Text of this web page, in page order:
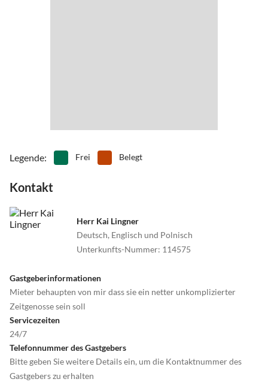
einigen Freizeitaktivitäten. Neben dem Golfplatz bieten sich
Legende: Frei Belegt
Kontakt
Herr Kai Lingner
Deutsch, Englisch und Polnisch
Unterkunfts-Nummer: 114575
Gastgeberinformationen
Mieter behaupten von mir dass sie ein netter unkomplizierter
Zeitgenosse sein soll
Servicezeiten
24/7
Telefonnummer des Gastgebers
Bitte geben Sie weitere Details ein, um die Kontaktnummer des
Gastgebers zu erhalten